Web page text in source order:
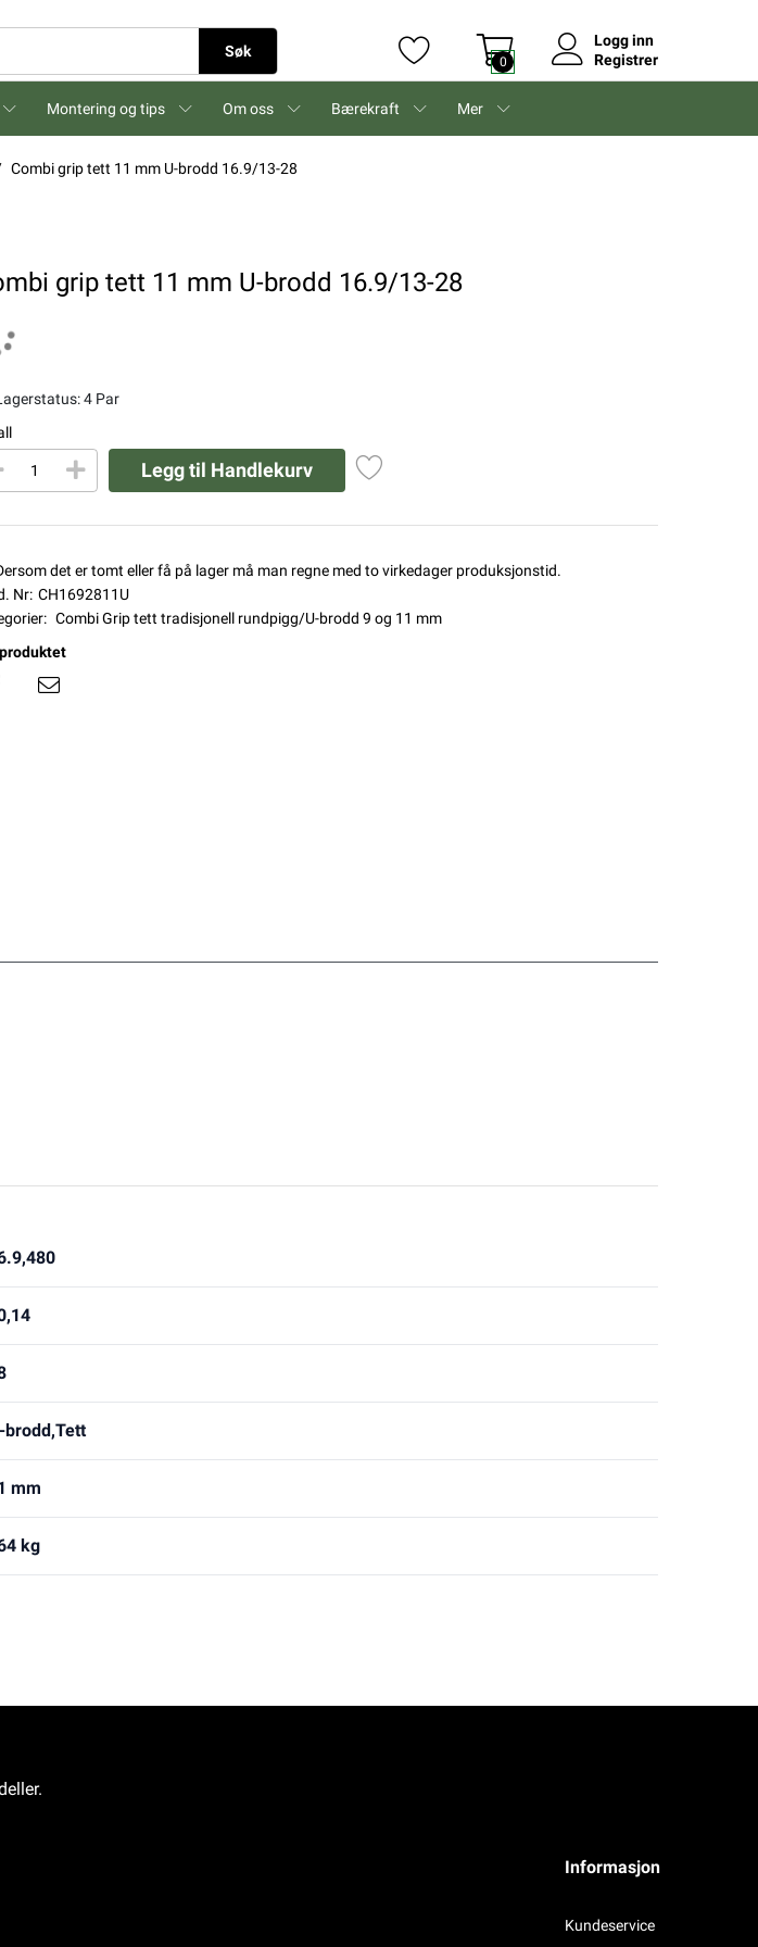
Søk
0
Logg inn
Registrer
Montering og tips Om oss Bærekraft Mer
Combi grip tett 11 mm U-brodd 16.9/13-28
grip tett 11 mm U-brodd 16.9/13-28
4 Par
Legg til Handlekurv
det er tomt eller få på lager må man regne med to virkedager produksjonstid.
Nr: CH1692811U
Combi Grip tett tradisjonell rundpigg/U-brodd 9 og 11 mm
brodd,Tett
mm
kg
Informasjon
Kundeservice